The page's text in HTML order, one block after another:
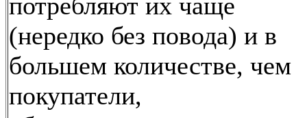
потребляют их чаще
(нередко без повода) и в
большем количестве, чем
покупатели,